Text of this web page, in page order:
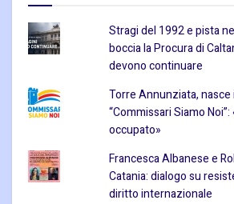
Stragi del 1992 e pista
boccia la Procura di
devono continuare
Torre Annunziata,
“Commissari Siamo
occupato»
Francesca Albanese e
Catania: dialogo su
diritto internazionale